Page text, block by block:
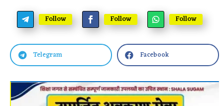
Follow Follow Follow
 Telegram  Facebook